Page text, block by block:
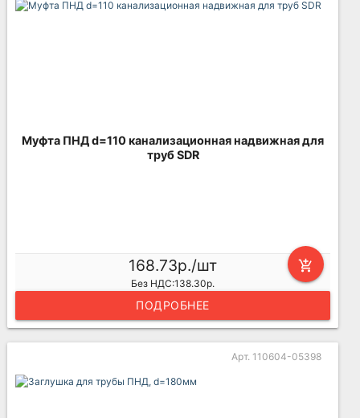
Муфта ПНД d=110 канализационная надвижная для
труб SDR
add_shopping_cart
168.73р./шт
Без НДС:138.30р.
ПОДРОБНЕЕ
Арт. 110604-05398